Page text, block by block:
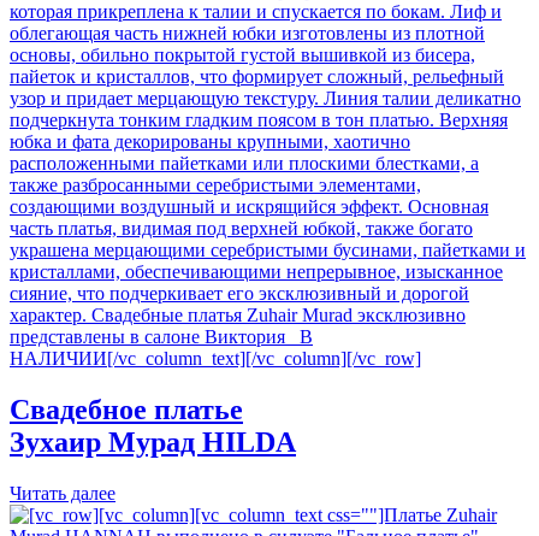
Свадебное платье
Зухаир Мурад HILDA
Читать далее